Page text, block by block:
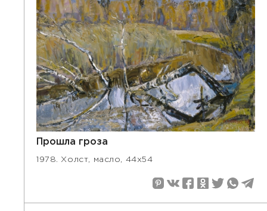
Прошла гроза
1978. Холст, масло, 44х54